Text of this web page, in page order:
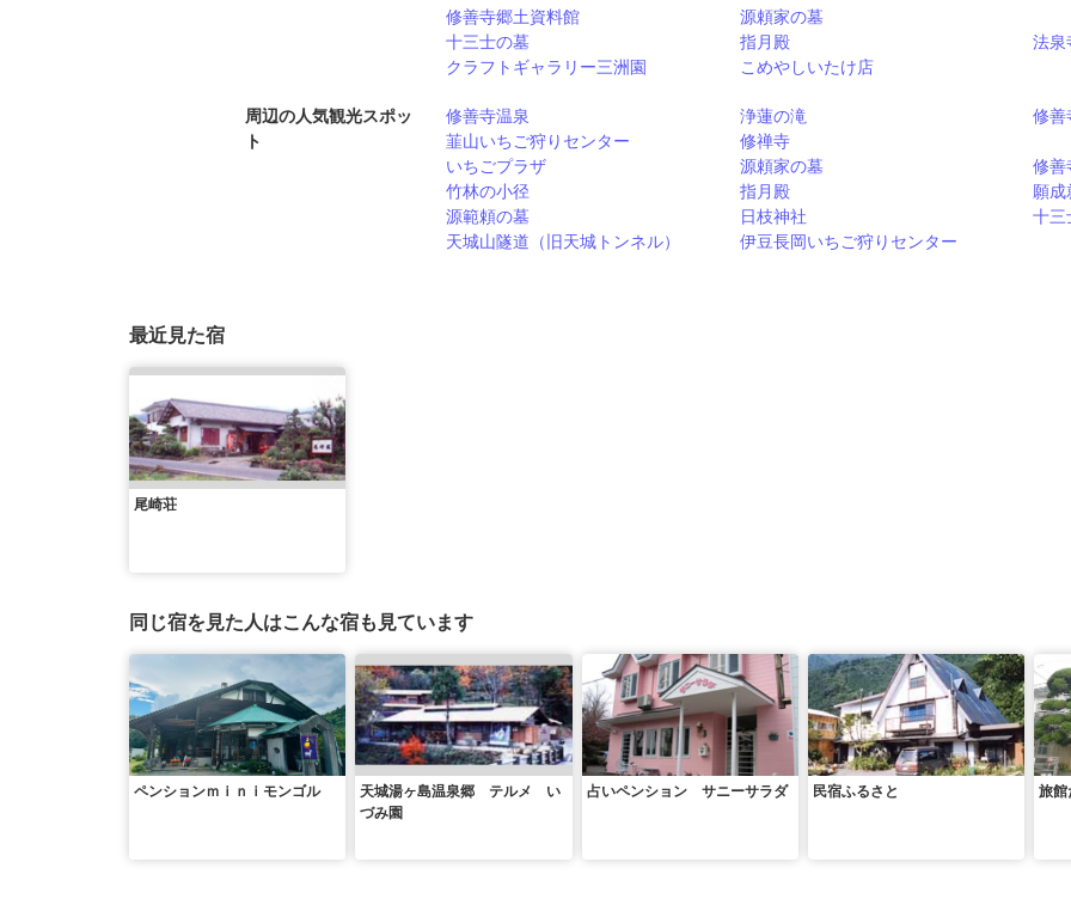
修善寺郷土資料館
源頼家の墓
十三士の墓
指月殿
法泉
クラフトギャラリー三洲園
こめやしいたけ店
周辺の人気観光スポッ
ト
修善寺温泉 浄蓮の滝
修善
韮山いちご狩りセンター
修禅寺
いちごプラザ
源頼家の墓
修善
竹林の小径
指月殿
願成
源範頼の墓
日枝神社
十三
天城山隧道（旧天城トンネル）
伊豆長岡いちご狩りセンター
最近見た宿
尾崎荘
同じ宿を見た人はこんな宿も見ています
ペンションｍｉｎｉモンゴル
天城湯ヶ島温泉郷 テルメ い
づみ園
占いペンション サニーサラダ 民宿ふるさと 旅館